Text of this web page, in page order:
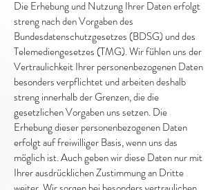
Die Erhebung und Nutzung Ihrer Daten erfolgt
streng nach den Vorgaben des
Bundesdatenschutzgesetzes (BDSG) und des
Telemediengesetzes (TMG). Wir fühlen uns der
Vertraulichkeit Ihrer personenbezogenen Daten
besonders verpflichtet und arbeiten deshalb
streng innerhalb der Grenzen, die die
gesetzlichen Vorgaben uns setzen. Die
Erhebung dieser personenbezogenen Daten
erfolgt auf freiwilliger Basis, wenn uns das
möglich ist. Auch geben wir diese Daten nur mit
Ihrer ausdrücklichen Zustimmung an Dritte